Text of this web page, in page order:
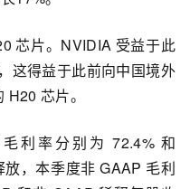
芯片。NVIDIA 受益于此
这得益于此前向中国境外
芯片。
利率分别为 72.4% 和
，本季度非 GAAP 毛利